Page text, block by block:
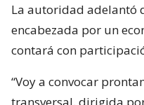
La autoridad adelantó
encabezada por un
contará con
“Voy a convocar
transversal, dirigida